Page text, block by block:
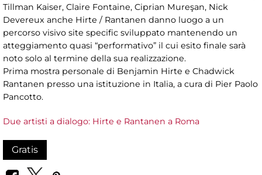
Tillman Kaiser, Claire Fontaine, Ciprian Mureşan, Nick
Devereux anche Hirte / Rantanen danno luogo a un
percorso visivo site specific sviluppato mantenendo un
atteggiamento quasi “performativo” il cui esito finale sarà
noto solo al termine della sua realizzazione.
Prima mostra personale di Benjamin Hirte e Chadwick
Rantanen presso una istituzione in Italia, a cura di Pier Paolo
Pancotto.
Due artisti a dialogo: Hirte e Rantanen a Roma
Gratis